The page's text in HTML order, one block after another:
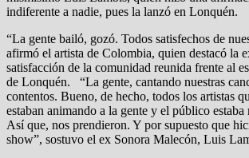
indiferente a nadie, pues la lanzó en Lonquén.
“La gente bailó, gozó. Todos satisfechos de
afirmó el artista de Colombia, quien destacó la
satisfacción de la comunidad reunida frente al
de Lonquén. “La gente, cantando nuestras
contentos. Bueno, de hecho, todos los artistas
estaban animando a la gente y el público
Así que, nos prendieron. Y por supuesto que
show”, sostuvo el ex Sonora Malecón, Luis